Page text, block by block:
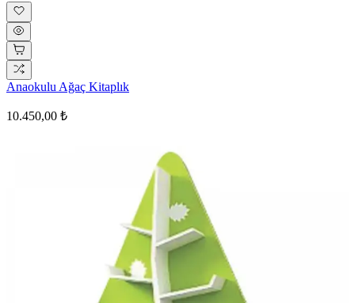
Anaokulu Ağaç Kitaplık
10.450,00 ₺